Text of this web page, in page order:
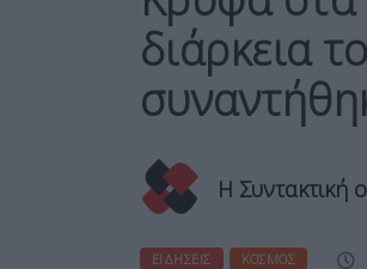
διάρκεια
Η Συντακτική
ΕΙΔΉΣΕΙΣ ΚΌΣΜΟΣ